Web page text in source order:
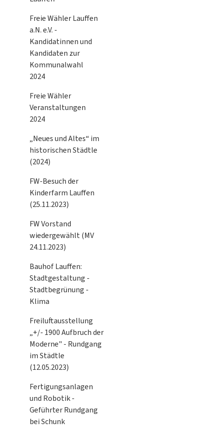
Freie Wähler Lauffen
a.N. e.V. -
Kandidatinnen und
Kandidaten zur
Kommunalwahl
2024
Freie Wähler
Veranstaltungen
2024
„Neues und Altes“ im
historischen Städtle
(2024)
FW-Besuch der
Kinderfarm Lauffen
(25.11.2023)
FW Vorstand
wiedergewählt (MV
24.11.2023)
Bauhof Lauffen:
Stadtgestaltung -
Stadtbegrünung -
Klima
Freiluftausstellung
„+/- 1900 Aufbruch der
Moderne" - Rundgang
im Städtle
(12.05.2023)
Fertigungsanlagen
und Robotik -
Geführter Rundgang
bei Schunk